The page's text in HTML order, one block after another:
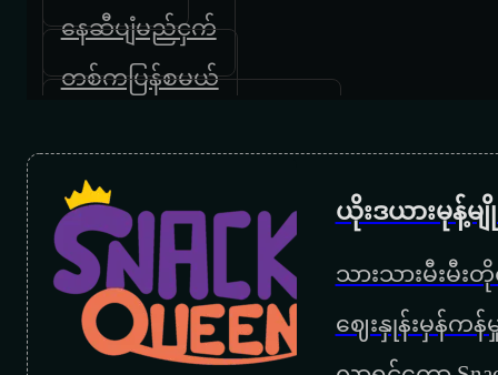
နေဆီပျံမည်ငှက်
တစ်ကပြန်စမယ်
တူနှစ်ကိုယ်တိုင်းပြည်
နေနိုင်သူလေ
နေဝင်မှာစိုးတယ်
ပထမဆုံးနေ့
ယိုးဒယားမုန့်
သားသားမီးမီး
ဈေးနှုန်းမှန်က